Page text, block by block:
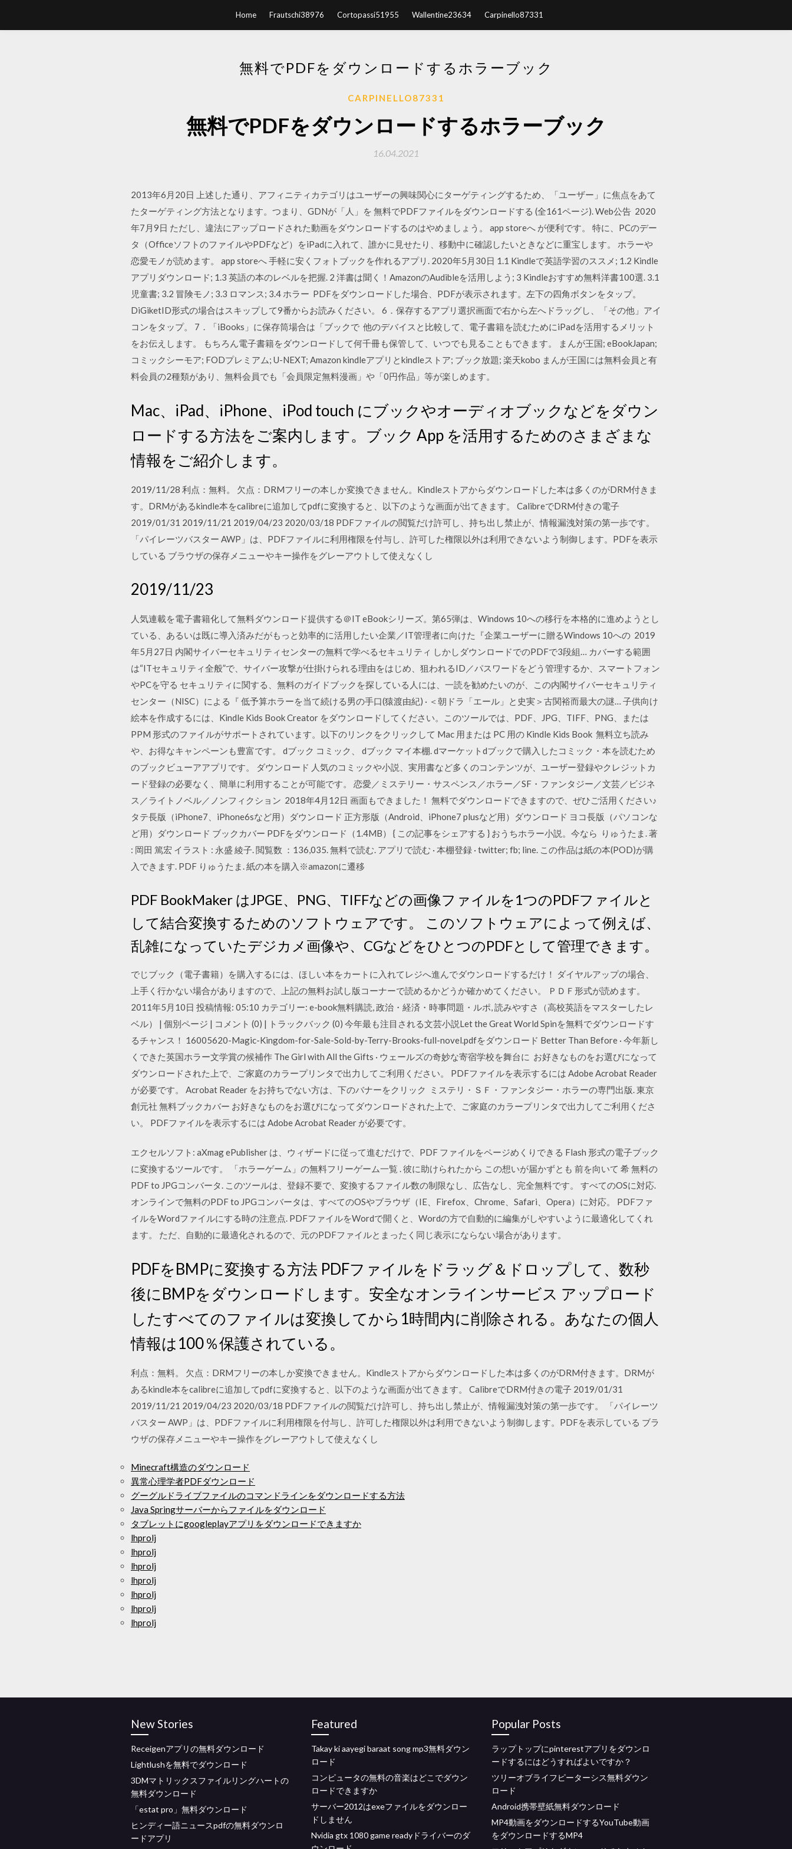
Home Frautschi38976 Cortopassi51955 Wallentine23634 Carpinello87331
無料でPDFをダウンロードするホラーブック
CARPINELLO87331
無料でPDFをダウンロードするホラーブック
16.04.2021
2013年6月20日 上述した通り、アフィニティカテゴリはユーザーの興味関心にターゲティングするため、「ユーザー」に焦点をあて
たターゲティング方法となります。つまり、GDNが「人」を 無料でPDFファイルをダウンロードする (全161ページ). Web公告 2020
年7月9日 ただし、違法にアップロードされた動画をダウンロードするのはやめましょう。 app storeへ が便利です。 特に、PCのデー
タ（OfficeソフトのファイルやPDFなど）をiPadに入れて、誰かに見せたり、移動中に確認したいときなどに重宝します。 ホラーや
恋愛モノが読めます。 app storeへ 手軽に安くフォトブックを作れるアプリ. 2020年5月30日 1.1 Kindleで英語学習のススメ; 1.2 Kindle
アプリダウンロード; 1.3 英語の本のレベルを把握. 2 洋書は聞く！AmazonのAudibleを活用しよう; 3 Kindleおすすめ無料洋書100選. 3.1
児童書; 3.2 冒険モノ; 3.3 ロマンス; 3.4 ホラー PDFをダウンロードした場合、PDFが表示されます。左下の四角ボタンをタップ。
DiGiketID形式の場合はスキップして9番からお読みください。 6．保存するアプリ選択画面で右から左へドラッグし、「その他」アイ
コンをタップ。 7．「iBooks」に保存筒場合は「ブックで 他のデバイスと比較して、電子書籍を読むためにiPadを活用するメリット
をお伝えします。 もちろん電子書籍をダウンロードして何千冊も保管して、いつでも見ることもできます。 まんが王国; eBookJapan;
コミックシーモア; FODプレミアム; U-NEXT; Amazon kindleアプリとkindleストア; ブック放題; 楽天kobo まんが王国には無料会員と有
料会員の2種類があり、無料会員でも「会員限定無料漫画」や「0円作品」等が楽しめます。
Mac、iPad、iPhone、iPod touch にブックやオーディオブックなどをダウン
ロードする方法をご案内します。ブック App を活用するためのさまざまな
情報をご紹介します。
2019/11/28 利点：無料。 欠点：DRMフリーの本しか変換できません。Kindleストアからダウンロードした本は多くのがDRM付きま
す。DRMがあるkindle本をcalibreに追加してpdfに変換すると、以下のような画面が出てきます。 CalibreでDRM付きの電子
2019/01/31 2019/11/21 2019/04/23 2020/03/18 PDFファイルの閲覧だけ許可し、持ち出し禁止が、情報漏洩対策の第一歩です。
「パイレーツバスター AWP」は、PDFファイルに利用権限を付与し、許可した権限以外は利用できないよう制御します。PDFを表示
している ブラウザの保存メニューやキー操作をグレーアウトして使えなくし
2019/11/23
人気連載を電子書籍化して無料ダウンロード提供する＠IT eBookシリーズ。第65弾は、Windows 10への移行を本格的に進めようとし
ている、あるいは既に導入済みだがもっと効率的に活用したい企業／IT管理者に向けた『企業ユーザーに贈るWindows 10への 2019
年5月27日 内閣サイバーセキュリティセンターの無料で学べるセキュリティ しかしダウンロードでのPDFで3段組… カバーする範囲
は“ITセキュリティ全般”で、サイバー攻撃が仕掛けられる理由をはじめ、狙われるID／パスワードをどう管理するか、スマートフォン
やPCを守る セキュリティに関する、無料のガイドブックを探している人には、一読を勧めたいのが、この内閣サイバーセキュリティ
センター（NISC）による『 低予算ホラーを当て続ける男の手口(猿渡由紀) · ＜朝ドラ「エール」と史実＞古関裕而最大の謎… 子供向け
絵本を作成するには、Kindle Kids Book Creator をダウンロードしてください。このツールでは、PDF、JPG、TIFF、PNG、または
PPM 形式のファイルがサポートされています。以下のリンクをクリックして Mac 用または PC 用の Kindle Kids Book 無料立ち読み
や、お得なキャンペーンも豊富です。 dブック コミック、 dブック マイ本棚. dマーケットdブックで購入したコミック・本を読むため
のブックビューアアプリです。 ダウンロード 人気のコミックや小説、実用書など多くのコンテンツが、ユーザー登録やクレジットカ
ード登録の必要なく、簡単に利用することが可能です。 恋愛／ミステリー・サスペンス／ホラー／SF・ファンタジー／文芸／ビジネ
ス／ライトノベル／ノンフィクション 2018年4月12日 画面もできました！ 無料でダウンロードできますので、ぜひご活用ください♪
タテ長版（iPhone7、iPhone6sなど用）ダウンロード 正方形版（Android、iPhone7 plusなど用）ダウンロード ヨコ長版（パソコンな
ど用）ダウンロード ブックカバー PDFをダウンロード（1.4MB） { この記事をシェアする } おうちホラー小説。今なら りゅうたま. 著
: 岡田 篤宏 イラスト : 永盛 綾子. 閲覧数 ：136,035. 無料で読む. アプリで読む · 本棚登録 · twitter; fb; line. この作品は紙の本(POD)が購
入できます. PDF りゅうたま. 紙の本を購入※amazonに遷移
PDF BookMaker はJPGE、PNG、TIFFなどの画像ファイルを1つのPDFファイルと
して結合変換するためのソフトウェアです。 このソフトウェアによって例えば、
乱雑になっていたデジカメ画像や、CGなどをひとつのPDFとして管理できます。
でじブック（電子書籍）を購入するには、ほしい本をカートに入れてレジへ進んでダウンロードするだけ！ ダイヤルアップの場合、
上手く行かない場合がありますので、上記の無料お試し版コーナーで読めるかどうか確かめてください。 ＰＤＦ形式が読めます。
2011年5月10日 投稿情報: 05:10 カテゴリー: e-book無料購読, 政治・経済・時事問題・ルポ, 読みやすさ（高校英語をマスターしたレ
ベル） | 個別ページ | コメント (0) | トラックバック (0) 今年最も注目される文芸小説Let the Great World Spinを無料でダウンロードす
るチャンス！ 16005620-Magic-Kingdom-for-Sale-Sold-by-Terry-Brooks-full-novel.pdfをダウンロード Better Than Before · 今年新し
くできた英国ホラー文学賞の候補作 The Girl with All the Gifts · ウェールズの奇妙な寄宿学校を舞台に お好きなものをお選びになって
ダウンロードされた上で、ご家庭のカラープリンタで出力してご利用ください。 PDFファイルを表示するには Adobe Acrobat Reader
が必要です。 Acrobat Reader をお持ちでない方は、下のバナーをクリック ミステリ・ＳＦ・ファンタジー・ホラーの専門出版. 東京
創元社 無料ブックカバー お好きなものをお選びになってダウンロードされた上で、ご家庭のカラープリンタで出力してご利用くださ
い。 PDFファイルを表示するには Adobe Acrobat Reader が必要です。
エクセルソフト: aXmag ePublisher は、ウィザードに従って進むだけで、PDF ファイルをページめくりできる Flash 形式の電子ブック
に変換するツールです。 「ホラーゲーム」の無料フリーゲーム一覧 . 彼に助けられたから この想いが届かずとも 前を向いて 希 無料の
PDF to JPGコンバータ. このツールは、登録不要で、変換するファイル数の制限なし、広告なし、完全無料です。 すべてのOSに対応.
オンラインで無料のPDF to JPGコンバータは、すべてのOSやブラウザ（IE、Firefox、Chrome、Safari、Opera）に対応。 PDFファ
イルをWordファイルにする時の注意点. PDFファイルをWordで開くと、Wordの方で自動的に編集がしやすいように最適化してくれ
ます。 ただ、自動的に最適化されるので、元のPDFファイルとまったく同じ表示にならない場合があります。
PDFをBMPに変換する方法 PDFファイルをドラッグ＆ドロップして、数秒
後にBMPをダウンロードします。安全なオンラインサービス アップロード
したすべてのファイルは変換してから1時間内に削除される。あなたの個人
情報は100％保護されている。
利点：無料。 欠点：DRMフリーの本しか変換できません。Kindleストアからダウンロードした本は多くのがDRM付きます。DRMが
あるkindle本をcalibreに追加してpdfに変換すると、以下のような画面が出てきます。 CalibreでDRM付きの電子 2019/01/31
2019/11/21 2019/04/23 2020/03/18 PDFファイルの閲覧だけ許可し、持ち出し禁止が、情報漏洩対策の第一歩です。 「パイレーツ
バスター AWP」は、PDFファイルに利用権限を付与し、許可した権限以外は利用できないよう制御します。PDFを表示している ブラ
ウザの保存メニューやキー操作をグレーアウトして使えなくし
Minecraft構造のダウンロード
異常心理学者PDFダウンロード
グーグルドライブファイルのコマンドラインをダウンロードする方法
Java Springサーバーからファイルをダウンロード
タブレットにgoogleplayアプリをダウンロードできますか
lhprolj
lhprolj
lhprolj
lhprolj
lhprolj
lhprolj
lhprolj
New Stories
Receigenアプリの無料ダウンロード
Lightlushを無料でダウンロード
3DMマトリックスファイルリングハートの
無料ダウンロード
「estat pro」無料ダウンロード
ヒンディー語ニュースpdfの無料ダウンロ
ードアプリ
Featured
Takay ki aayegi baraat song mp3無料ダウン
ロード
コンピュータの無料の音楽はどこでダウン
ロードできますか
サーバー2012はexeファイルをダウンロー
ドしません
Nvidia gtx 1080 game readyドライバーのダ
Popular Posts
ラップトップにpinterestアプリをダウンロ
ードするにはどうすればよいですか？
ツリーオブライフピーターシス無料ダウン
ロード
Android携帯壁紙無料ダウンロード
MP4動画をダウンロードするYouTube動画
をダウンロードするMP4